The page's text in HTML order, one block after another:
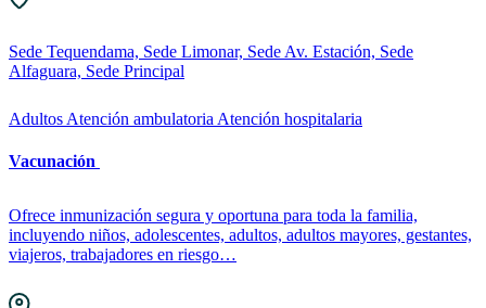
Sede Tequendama, Sede Limonar, Sede Av. Estación, Sede
Alfaguara, Sede Principal
Adultos Atención ambulatoria Atención hospitalaria
Vacunación
Ofrece inmunización segura y oportuna para toda la familia,
incluyendo niños, adolescentes, adultos, adultos mayores, gestantes,
viajeros, trabajadores en riesgo…